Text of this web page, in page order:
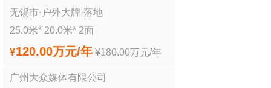
无锡市· 户外大牌·落地
25.0米* 20.0米* 2面
¥120.00万元/年 ¥180.00万元/年
广州大众媒体有限公司